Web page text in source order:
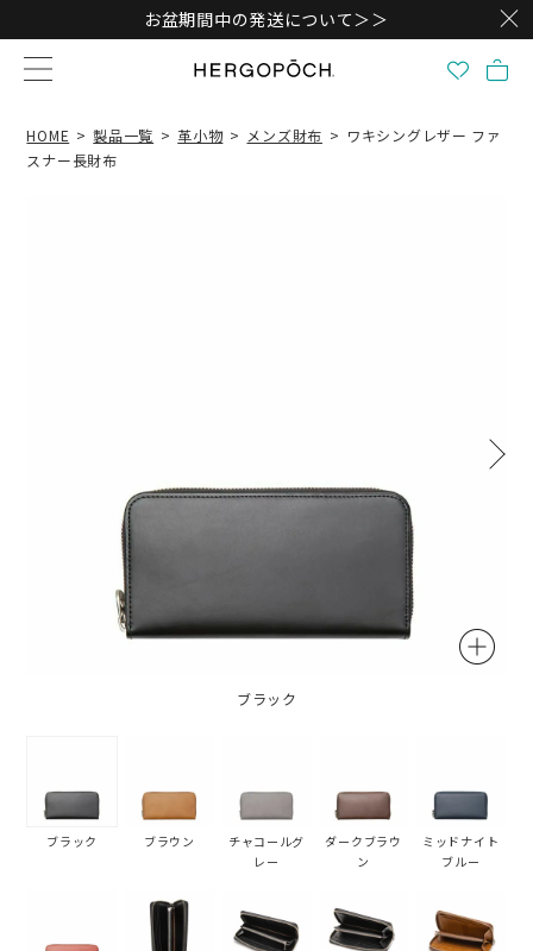
お盆期間中の発送について＞＞
HOME 製品一覧 革小物 メンズ財布
ワキシングレザー ファ
スナー長財布
ブラック
ブラック ブラウン
チャコールグ
レー
ダークブラウ
ン
ミッドナイト
ブルー